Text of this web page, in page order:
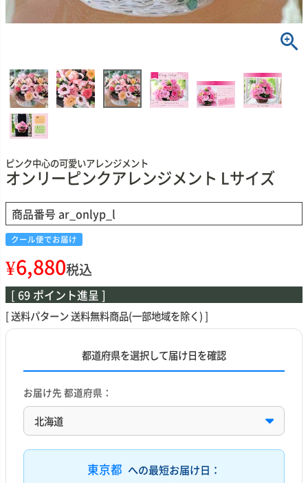
ピンク中心の可愛いアレンジメント
オンリーピンクアレンジメント Lサイズ
商品番号 ar_onlyp_l
クール便でお届け
¥6,880税込
[ 69 ポイント進呈 ]
送料パターン送料無料商品(一部地域を除く)
都道府県を選択して届け日を確認
お届け先 都道府県：
東京都 への最短お届け日：